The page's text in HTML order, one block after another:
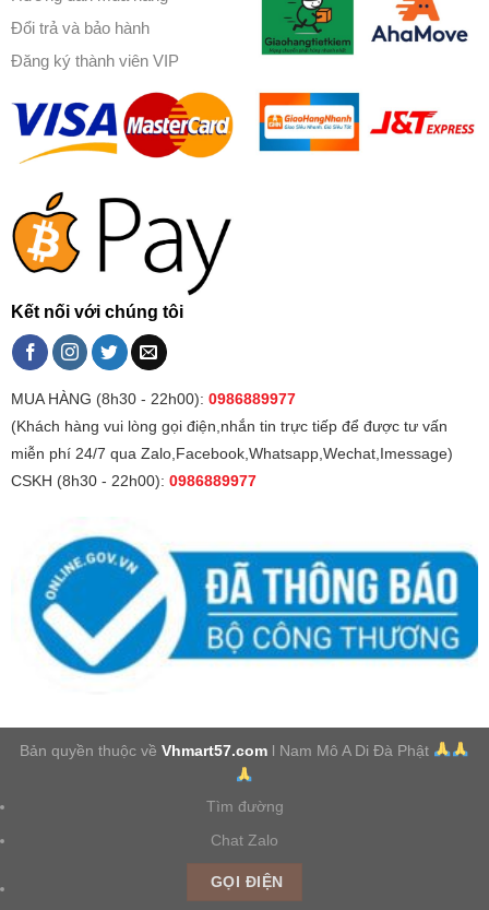
Đổi trả và bảo hành
Đăng ký thành viên VIP
Kết nối với chúng tôi
MUA HÀNG (8h30 - 22h00): 0986889977
(Khách hàng vui lòng gọi điện,nhắn tin trực tiếp để được tư vấn
miễn phí 24/7 qua Zalo,Facebook,Whatsapp,Wechat,Imessage)
CSKH (8h30 - 22h00): 0986889977
Bản quyền thuộc vềVhmart57.com l Nam Mô A Di Đà Phật
Tìm đường
Chat Zalo
GỌI ĐIỆN